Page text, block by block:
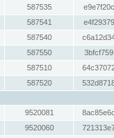
587535
587541
587540
587550
587510
587520
9520081
9520060